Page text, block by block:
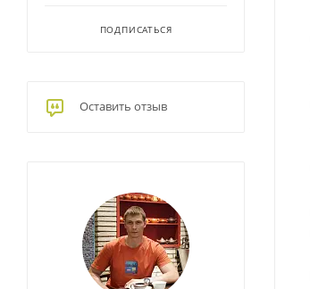
ПОДПИСАТЬСЯ
Оставить отзыв